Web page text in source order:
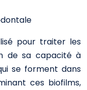
pour traiter les
de sa capacité à
se forment dans
ces biofilms,